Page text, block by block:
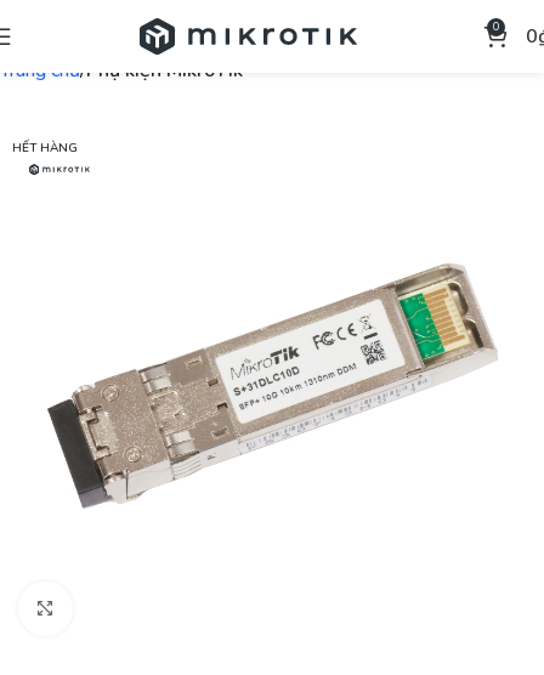
0 0
Trang chủ Phụ kiện MikroTik
HẾT HÀNG